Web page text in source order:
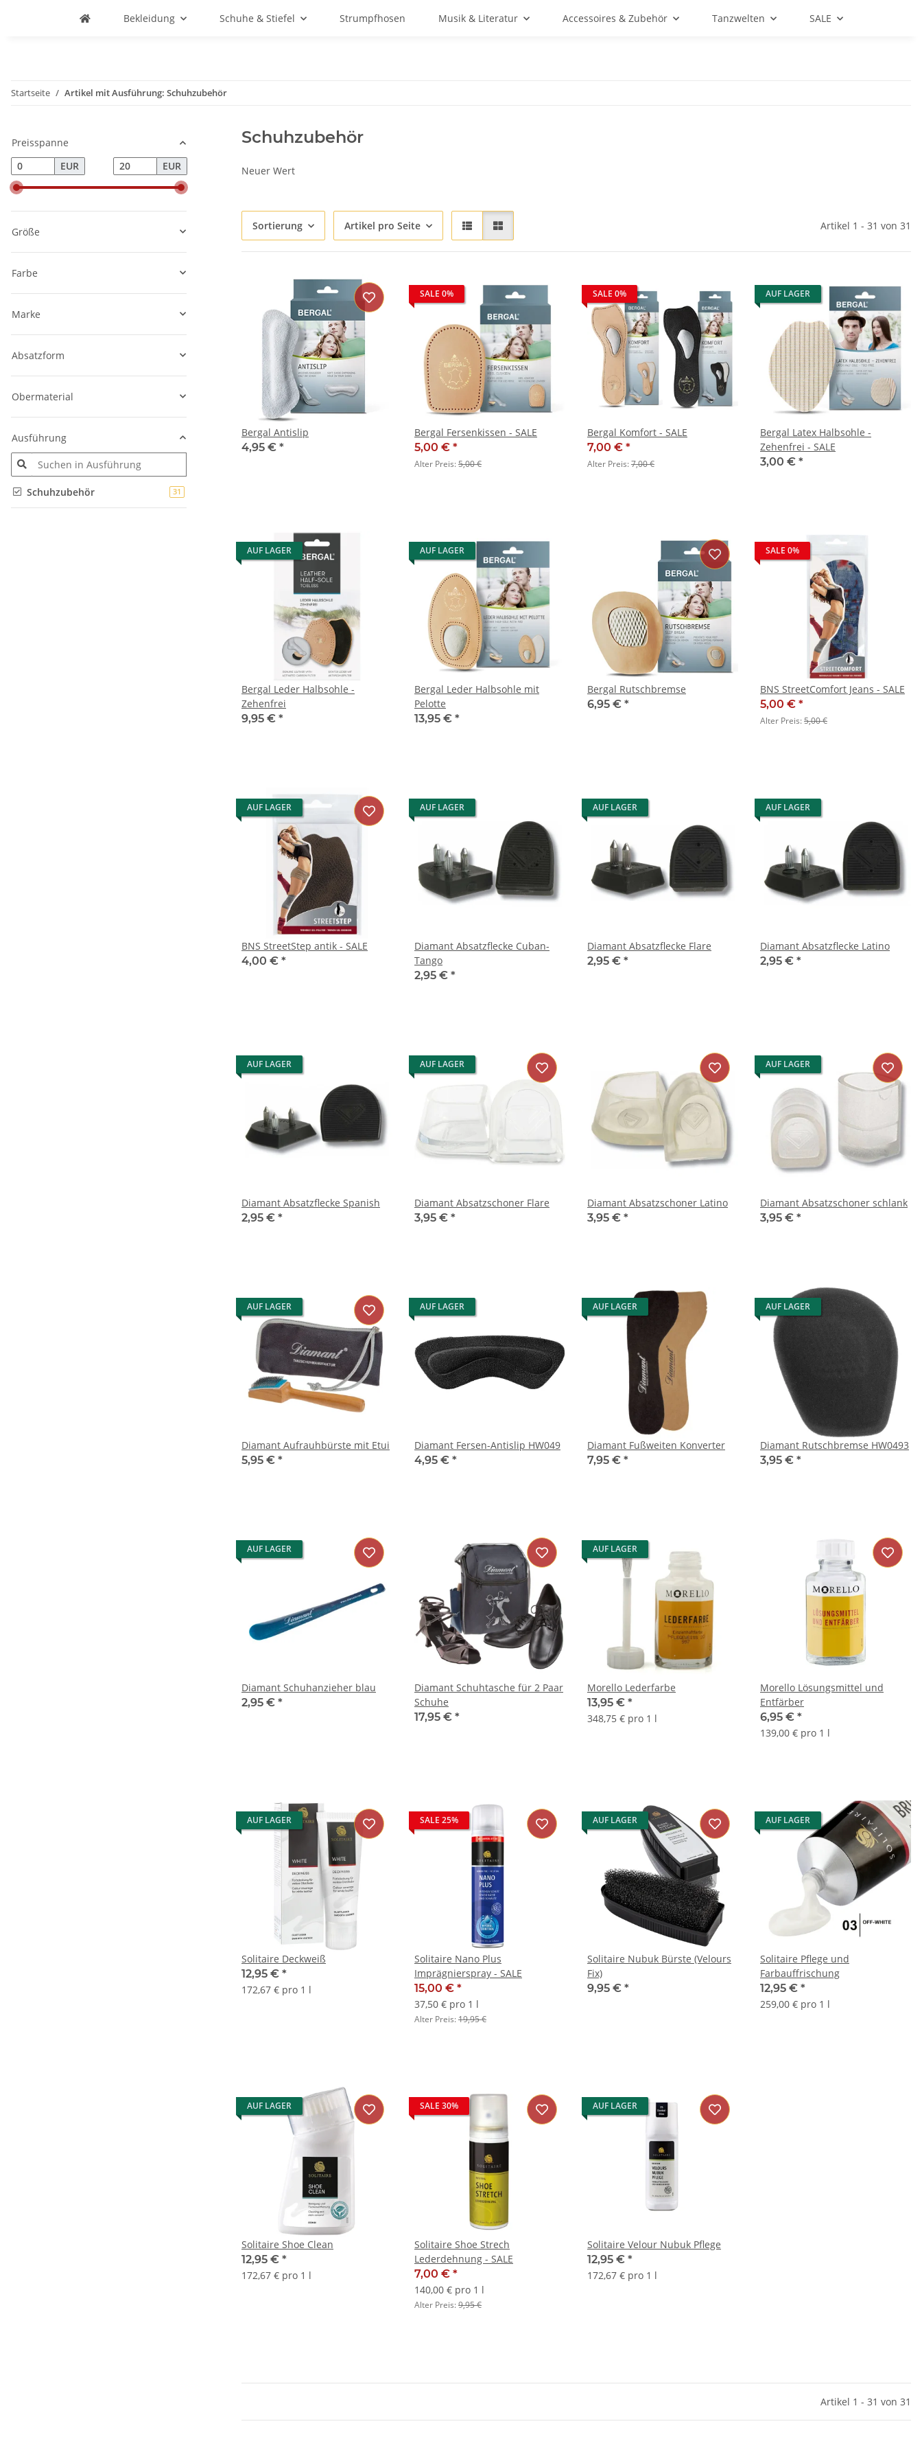
Bekleidung Schuhe & Stiefel Strumpfhosen Musik & Literatur Accessoires & Zubehör Tanzwelten SALE
Startseite Artikel mit Ausführung: Schuhzubehör
Schuhzubehör
Neuer Wert
Sortierung Artikel pro Seite Artikel 1 - 31 von 31
Bergal Antislip
4,95 € *
SALE 0%
Bergal Fersenkissen - SALE
5,00 € *
Alter Preis:5,00 €
SALE 0%
Bergal Komfort - SALE
7,00 € *
Alter Preis:7,00 €
AUF LAGER
Bergal Latex Halbsohle -
Zehenfrei - SALE
3,00 € *
AUF LAGER
Bergal Leder Halbsohle -
Zehenfrei
9,95 € *
AUF LAGER
Bergal Leder Halbsohle mit
Pelotte
13,95 € *
Bergal Rutschbremse
6,95 € *
SALE 0%
BNS StreetComfort Jeans - SALE
5,00 € *
Alter Preis:5,00 €
AUF LAGER
BNS StreetStep antik - SALE
4,00 € *
AUF LAGER
Diamant Absatzflecke Cuban-
Tango
2,95 € *
AUF LAGER
Diamant Absatzflecke Flare
2,95 € *
AUF LAGER
Diamant Absatzflecke Latino
2,95 € *
AUF LAGER
Diamant Absatzflecke Spanish
2,95 € *
AUF LAGER
Diamant Absatzschoner Flare
3,95 € *
Diamant Absatzschoner Latino
3,95 € *
AUF LAGER
Diamant Absatzschoner schlank
3,95 € *
AUF LAGER
Diamant Aufrauhbürste mit Etui
5,95 € *
AUF LAGER
Diamant Fersen-Antislip HW049
4,95 € *
AUF LAGER
Diamant Fußweiten Konverter
7,95 € *
AUF LAGER
Diamant Rutschbremse HW0493
3,95 € *
AUF LAGER
Diamant Schuhanzieher blau
2,95 € *
Diamant Schuhtasche für 2 Paar
Schuhe
17,95 € *
AUF LAGER
Morello Lederfarbe
13,95 € *
348,75 € pro 1 l
Morello Lösungsmittel und
Entfärber
6,95 € *
139,00 € pro 1 l
AUF LAGER
Solitaire Deckweiß
12,95 € *
172,67 € pro 1 l
SALE 25%
Solitaire Nano Plus
Imprägnierspray - SALE
15,00 € *
37,50 € pro 1 l
Alter Preis:19,95 €
AUF LAGER
Solitaire Nubuk Bürste (Velours
Fix)
9,95 € *
AUF LAGER
Solitaire Pflege und
Farbauffrischung
12,95 € *
259,00 € pro 1 l
AUF LAGER
Solitaire Shoe Clean
12,95 € *
172,67 € pro 1 l
SALE 30%
Solitaire Shoe Strech
Lederdehnung - SALE
7,00 € *
140,00 € pro 1 l
Alter Preis:9,95 €
AUF LAGER
Solitaire Velour Nubuk Pflege
12,95 € *
172,67 € pro 1 l
Artikel 1 - 31 von 31
Preisspanne
EUR
EUR
Größe
Farbe
Marke
Absatzform
Obermaterial
Ausführung
Schuhzubehör 31Artikel gefunden